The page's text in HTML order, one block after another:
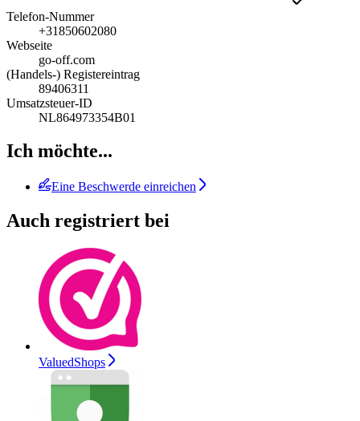
Telefon-Nummer
+31850602080
Webseite
go-off.com
(Handels-) Registereintrag
89406311
Umsatzsteuer-ID
NL864973354B01
Ich möchte...
Eine Beschwerde einreichen
Auch registriert bei
ValuedShops